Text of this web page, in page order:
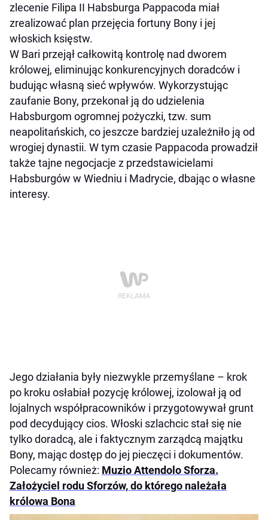
zlecenie Filipa II Habsburga Pappacoda miał
zrealizować plan przejęcia fortuny Bony i jej
włoskich księstw.
W Bari przejął całkowitą kontrolę nad dworem
królowej, eliminując konkurencyjnych doradców i
budując własną sieć wpływów. Wykorzystując
zaufanie Bony, przekonał ją do udzielenia
Habsburgom ogromnej pożyczki, tzw. sum
neapolitańskich, co jeszcze bardziej uzależniło ją od
wrogiej dynastii. W tym czasie Pappacoda prowadził
także tajne negocjacje z przedstawicielami
Habsburgów w Wiedniu i Madrycie, dbając o własne
interesy.
Jego działania były niezwykle przemyślane – krok
po kroku osłabiał pozycję królowej, izolował ją od
lojalnych współpracowników i przygotowywał grunt
pod decydujący cios. Włoski szlachcic stał się nie
tylko doradcą, ale i faktycznym zarządcą majątku
Bony, mając dostęp do jej pieczęci i dokumentów.
Polecamy również: Muzio Attendolo Sforza.
Założyciel rodu Sforzów, do którego należała
królowa Bona